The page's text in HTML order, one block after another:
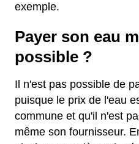
exemple.
Payer son eau
possible ?
Il n'est pas possible de
puisque le prix de l'eau
commune et qu'il n'est
même son fournisseur.